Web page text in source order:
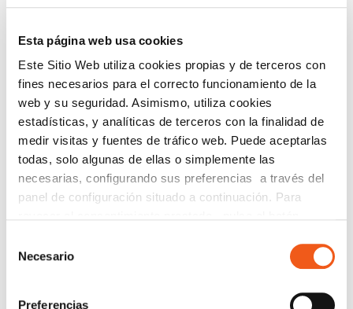
Esta página web usa cookies
Este Sitio Web utiliza cookies propias y de terceros con
fines necesarios para el correcto funcionamiento de la
web y su seguridad. Asimismo, utiliza cookies
estadísticas, y analíticas de terceros con la finalidad de
medir visitas y fuentes de tráfico web. Puede aceptarlas
todas, solo algunas de ellas o simplemente las
necesarias, configurando sus preferencias a través del
panel de configuración situado a continuación. Para
consultar nuestra política de cookies
política de cookies
Necesario
Preferencias